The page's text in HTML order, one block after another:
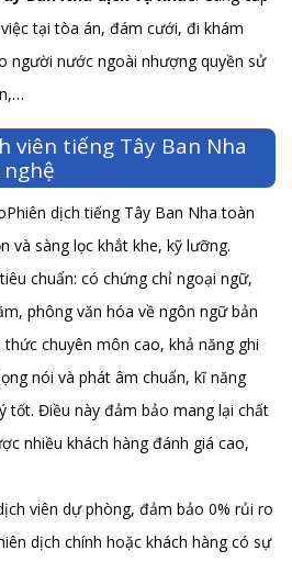
tại tòa án, đám cưới, đi khám
người nước ngoài nhượng quyền sử
viên tiếng Tây Ban Nha
dịch tiếng Tây Ban Nha toàn
và sàng lọc khắt khe, kỹ lưỡng.
chuẩn: có chứng chỉ ngoại ngữ,
phông văn hóa về ngôn ngữ bản
chuyên môn cao, khả năng ghi
nói và phát âm chuẩn, kĩ năng
tốt. Điều này đảm bảo mang lại chất
nhiều khách hàng đánh giá cao,
viên dự phòng, đảm bảo 0% rủi ro
dịch chính hoặc khách hàng có sự